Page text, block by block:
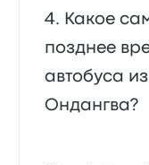
Какое
позднее
автобуса
Ондангва?